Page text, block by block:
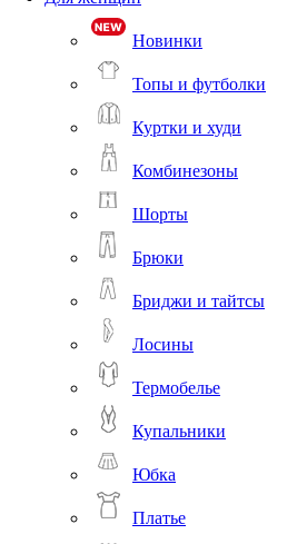
Новинки
Топы и футболки
Куртки и худи
Комбинезоны
Шорты
Брюки
Бриджи и тайтсы
Лосины
Термобелье
Купальники
Юбка
Платье